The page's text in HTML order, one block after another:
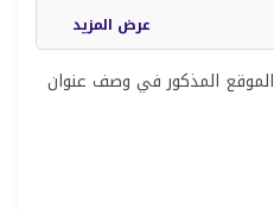
عرض المزيد
المذكور في وصف عنوان